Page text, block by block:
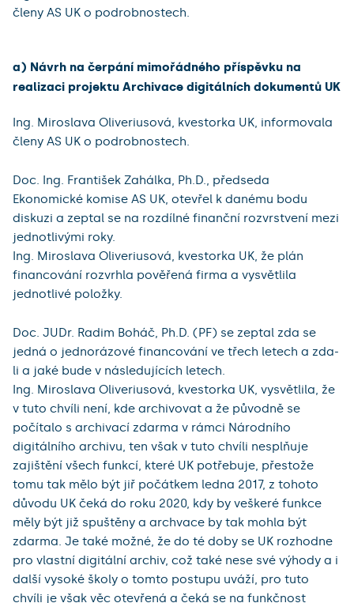
členy AS UK o podrobnostech.
a) Návrh na čerpání mimořádného příspěvku na
realizaci projektu Archivace digitálních dokumentů UK
Ing. Miroslava Oliveriusová, kvestorka UK, informovala
členy AS UK o podrobnostech.
Doc. Ing. František Zahálka, Ph.D., předseda
Ekonomické komise AS UK, otevřel k danému bodu
diskuzi a zeptal se na rozdílné finanční rozvrstvení mezi
jednotlivými roky.
Ing. Miroslava Oliveriusová, kvestorka UK, že plán
financování rozvrhla pověřená firma a vysvětlila
jednotlivé položky.
Doc. JUDr. Radim Boháč, Ph.D. (PF) se zeptal zda se
jedná o jednorázové financování ve třech letech a zda-
li a jaké bude v následujících letech.
Ing. Miroslava Oliveriusová, kvestorka UK, vysvětlila, že
v tuto chvíli není, kde archivovat a že původně se
počítalo s archivací zdarma v rámci Národního
digitálního archivu, ten však v tuto chvíli nesplňuje
zajištění všech funkcí, které UK potřebuje, přestože
tomu tak mělo být jiř počátkem ledna 2017, z tohoto
důvodu UK čeká do roku 2020, kdy by veškeré funkce
měly být již spuštěny a archvace by tak mohla být
zdarma. Je také možné, že do té doby se UK rozhodne
pro vlastní digitální archiv, což také nese své výhody a i
další vysoké školy o tomto postupu uváží, pro tuto
chvíli je však věc otevřená a čeká se na funkčnost